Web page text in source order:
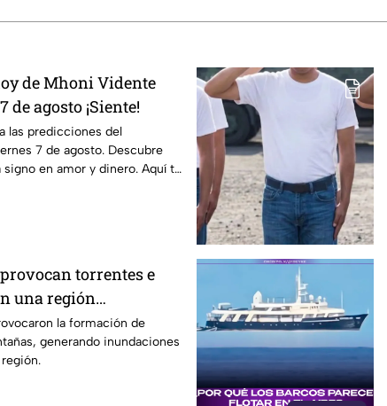
de Mhoni Vidente
de agosto ¡Siente!
las predicciones del
7 de agosto. Descubre
signo en amor y dinero. Aquí te
torrentes e
una región
la formación de
generando inundaciones